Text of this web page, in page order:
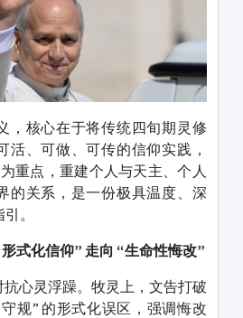
，核心在于将传统四旬期灵修
活、可做、可传的信仰实践，
为重点，重建个人与天主、个人
的关系，是一份极具温度、深
。
式化信仰” 走向 “生命性悔改”
心灵浮躁。牧灵上，文告打破
规” 的形式化误区，强调悔改